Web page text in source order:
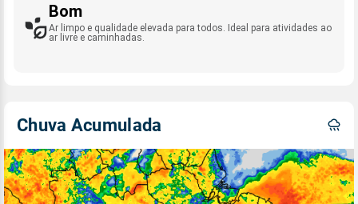
Bom
Ar limpo e qualidade elevada para todos. Ideal para atividades ao
ar livre e caminhadas.
Chuva Acumulada